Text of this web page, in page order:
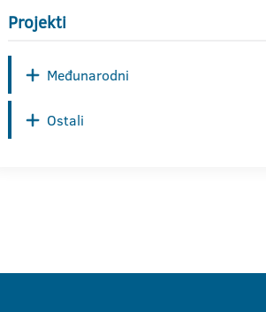
Projekti
Međunarodni
Ostali